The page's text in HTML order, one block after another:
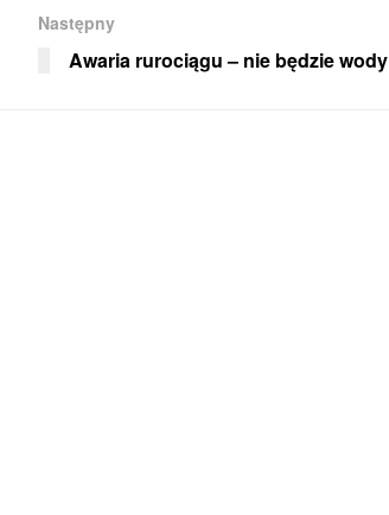
Następny
Awaria rurociągu – nie będzie wody